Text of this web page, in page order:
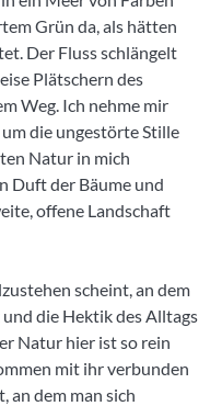
Grün da, als hätten
Der Fluss schlängelt
Plätschern des
Weg. Ich nehme mir
die ungestörte Stille
Natur in mich
Duft der Bäume und
offene Landschaft
scheint, an dem
die Hektik des Alltags
Natur hier ist so rein
mit ihr verbunden
an dem man sich